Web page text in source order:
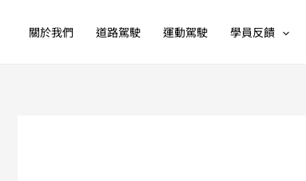
關於我們 道路駕駛 運動駕駛 學員反饋